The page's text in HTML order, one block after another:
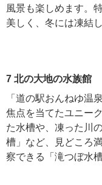
風景も楽しめます。
美しく、冬には凍結
7 北の大地の水族館
「道の駅おんねゆ温
焦点を当てたユニー
た水槽や、凍った川
槽」など、見どころ
察できる「滝つぼ水